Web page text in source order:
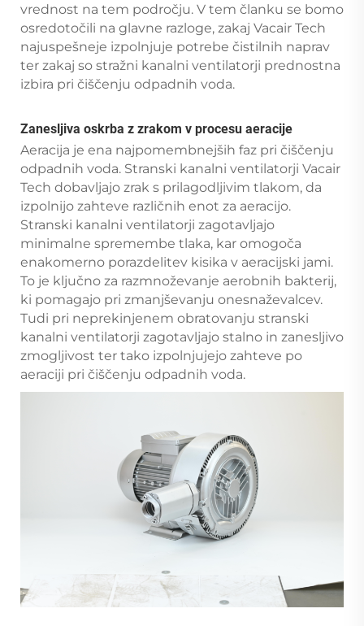
vrednost na tem področju. V tem članku se bomo
osredotočili na glavne razloge, zakaj Vacair Tech
najuspešneje izpolnjuje potrebe čistilnih naprav
ter zakaj so stražni kanalni ventilatorji prednostna
izbira pri čiščenju odpadnih voda.
Zanesljiva oskrba z zrakom v procesu aeracije
Aeracija je ena najpomembnejših faz pri čiščenju
odpadnih voda. Stranski kanalni ventilatorji Vacair
Tech dobavljajo zrak s prilagodljivim tlakom, da
izpolnijo zahteve različnih enot za aeracijo.
Stranski kanalni ventilatorji zagotavljajo
minimalne spremembe tlaka, kar omogoča
enakomerno porazdelitev kisika v aeracijski jami.
To je ključno za razmnoževanje aerobnih bakterij,
ki pomagajo pri zmanjševanju onesnaževalcev.
Tudi pri neprekinjenem obratovanju stranski
kanalni ventilatorji zagotavljajo stalno in zanesljivo
zmogljivost ter tako izpolnjujejo zahteve po
aeraciji pri čiščenju odpadnih voda.